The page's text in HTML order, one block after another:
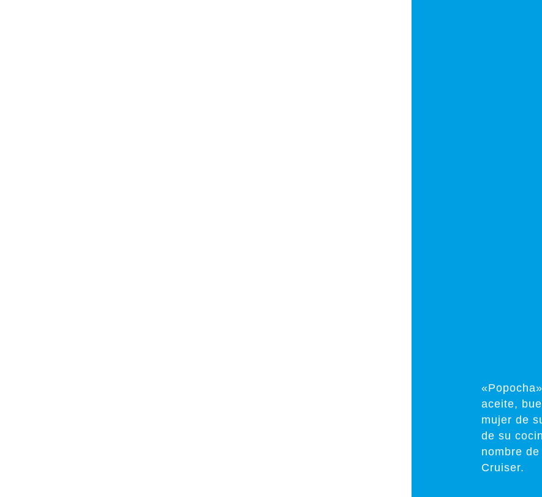
aceite,
mujer de
de su
nombre
Cruiser.